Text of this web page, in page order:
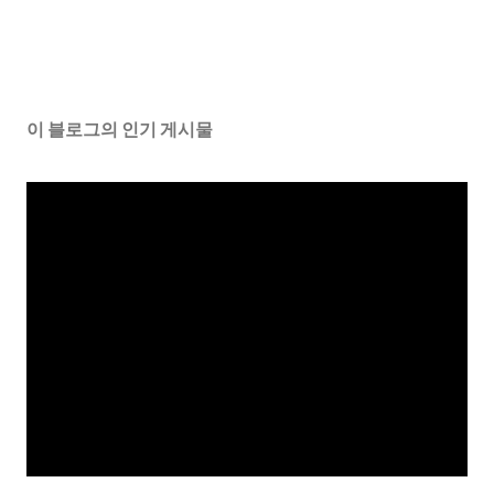
이 블로그의 인기 게시물